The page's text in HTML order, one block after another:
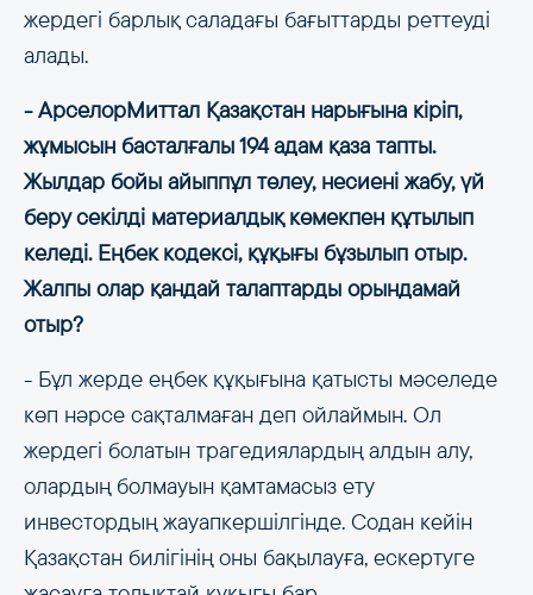
жердегі барлық саладағы бағыттарды реттеуді
алады.
- АрселорМиттал Қазақстан нарығына кіріп,
жұмысын басталғалы 194 адам қаза тапты.
Жылдар бойы айыппұл төлеу, несиені жабу, үй
беру секілді материалдық көмекпен құтылып
келеді. Еңбек кодексі, құқығы бұзылып отыр.
Жалпы олар қандай талаптарды орындамай
отыр?
- Бұл жерде еңбек құқығына қатысты мәселеде
көп нәрсе сақталмаған деп ойлаймын. Ол
жердегі болатын трагедиялардың алдын алу,
олардың болмауын қамтамасыз ету
инвестордың жауапкершілгінде. Содан кейін
Қазақстан билігінің оны бақылауға, ескертуге